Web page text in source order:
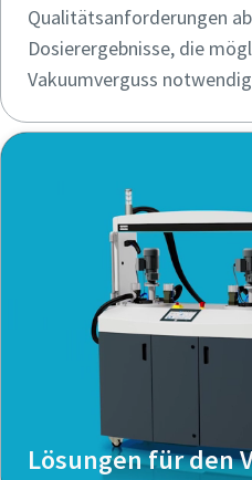
Qualitätsanforderungen
Dosierergebnisse, die
Vakuumverguss
Lösungen für den